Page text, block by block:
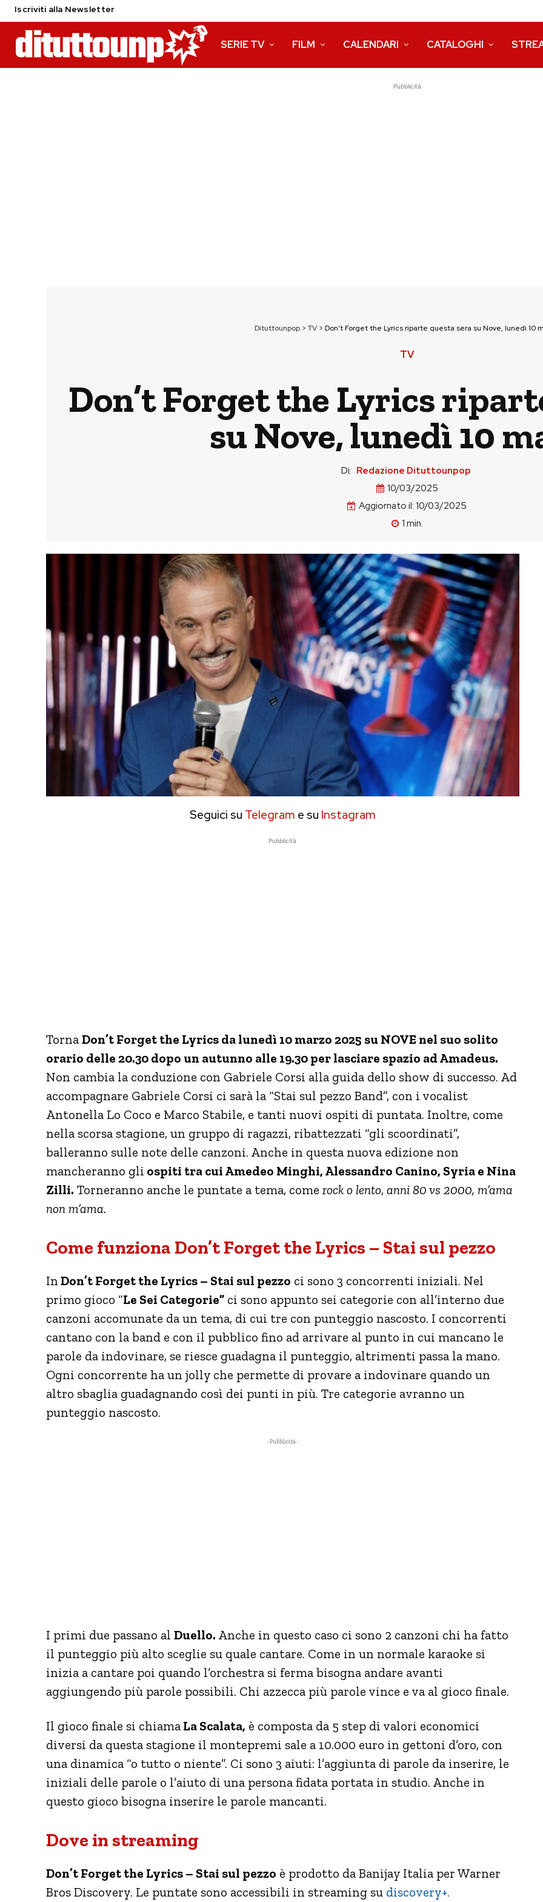
Iscriviti alla Newsletter
SERIE TV FILM CALENDARI CATALOGHI
Pubblicità
Dituttounpop > TV > Don’t Forget the Lyrics riparte questa sera su Nove, lunedì 10
TV
Don’t Forget the Lyrics
su Nove, lunedì 10
Di: Redazione Dituttounpop
10/03/2025
Aggiornato il: 10/03/2025
1 min.
Seguici su Telegram e su Instagram
Pubblicità
Torna Don’t Forget the Lyrics da lunedì 10 marzo 2025 su NOVE nel suo solito
orario delle 20.30 dopo un autunno alle 19.30 per lasciare spazio ad Amadeus.
Non cambia la conduzione con Gabriele Corsi alla guida dello show di successo. Ad
accompagnare Gabriele Corsi ci sarà la “Stai sul pezzo Band”, con i vocalist
Antonella Lo Coco e Marco Stabile, e tanti nuovi ospiti di puntata. Inoltre, come
nella scorsa stagione, un gruppo di ragazzi, ribattezzati “gli scoordinati”,
balleranno sulle note delle canzoni. Anche in questa nuova edizione non
mancheranno gli ospiti tra cui Amedeo Minghi, Alessandro Canino, Syria e Nina
Zilli. Torneranno anche le puntate a tema, come rock o lento, anni 80 vs 2000, m’ama
non m’ama.
Come funziona Don’t Forget the Lyrics – Stai sul pezzo
In Don’t Forget the Lyrics – Stai sul pezzo ci sono 3 concorrenti iniziali. Nel
primo gioco “Le Sei Categorie” ci sono appunto sei categorie con all’interno due
canzoni accomunate da un tema, di cui tre con punteggio nascosto. I concorrenti
cantano con la band e con il pubblico fino ad arrivare al punto in cui mancano le
parole da indovinare, se riesce guadagna il punteggio, altrimenti passa la mano.
Ogni concorrente ha un jolly che permette di provare a indovinare quando un
altro sbaglia guadagnando così dei punti in più. Tre categorie avranno un
punteggio nascosto.
- Pubblicità -
I primi due passano al Duello. Anche in questo caso ci sono 2 canzoni chi ha fatto
il punteggio più alto sceglie su quale cantare. Come in un normale karaoke si
inizia a cantare poi quando l’orchestra si ferma bisogna andare avanti
aggiungendo più parole possibili. Chi azzecca più parole vince e va al gioco finale.
Il gioco finale si chiama La Scalata, è composta da 5 step di valori economici
diversi da questa stagione il montepremi sale a 10.000 euro in gettoni d’oro, con
una dinamica “o tutto o niente”. Ci sono 3 aiuti: l’aggiunta di parole da inserire, le
iniziali delle parole o l’aiuto di una persona fidata portata in studio. Anche in
questo gioco bisogna inserire le parole mancanti.
Dove in streaming
Don’t Forget the Lyrics – Stai sul pezzo è prodotto da Banijay Italia per Warner
Bros Discovery. Le puntate sono accessibili in streaming su discovery+.